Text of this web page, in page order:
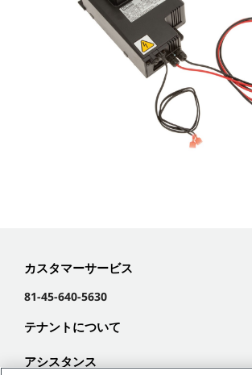
カスタマーサービス
81-45-640-5630
テナントについて
アシスタンス